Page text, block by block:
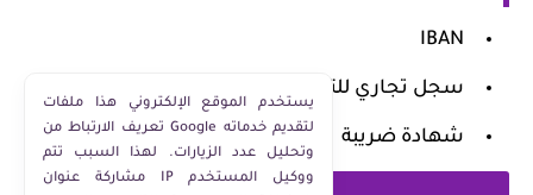
IBAN
سجل تجاري للتجار
شهادة ضريبة
يستخدم الموقع الإلكتروني هذا ملفات
تعريف الارتباط من Google لتقديم خدماته
وتحليل عدد الزيارات. لهذا السبب تتم
مشاركة عنوان IP ووكيل المستخدم